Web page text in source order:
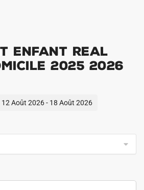
Enfant Real
2025 2026
12 Août 2026 - 18 Août 2026